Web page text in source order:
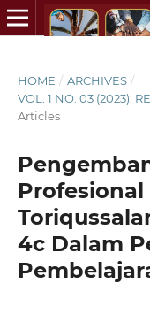
HOME / ARCHIVES /
VOL. 1 NO. 03 (2023):
Articles
Profesional
4c Dalam